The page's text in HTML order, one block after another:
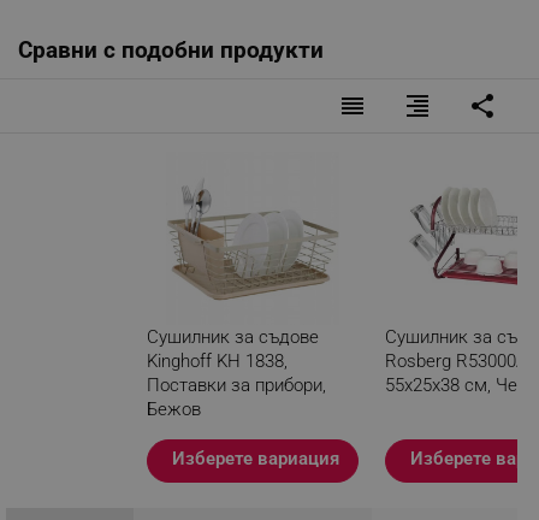
Размери:
Височина - 14.5 см
Сравни с подобни продукти
reorder format_align_right share
Сушилник за съдове
Kinghoff KH 1838,
Поставки за прибори,
Бежов
Разглеждате този
продукт
Изберете вариация
Сушилник за
Rosberg R53000A,
55х25х38 см,
Изберете